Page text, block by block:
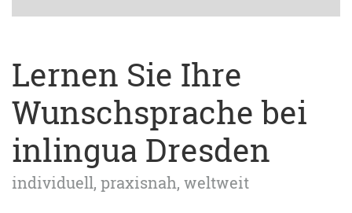
Lernen Sie Ihre
Wunschsprache bei
inlingua Dresden
individuell, praxisnah, weltweit